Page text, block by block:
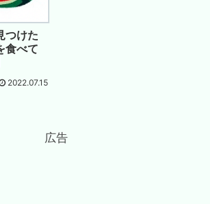
つけた
食べて
2022.07.15
広告